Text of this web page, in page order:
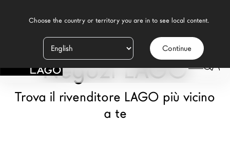
Continue
Prodotti
Ispirazione
Configuratore
Negozi LAGO
Trova il rivenditore LAGO più vicino
a te